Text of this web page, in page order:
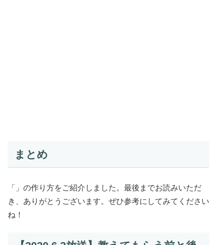
まとめ
「」の作り方をご紹介しました。最後までお読みいただ
き、ありがとうございます。ぜひ参考にしてみてください
ね！